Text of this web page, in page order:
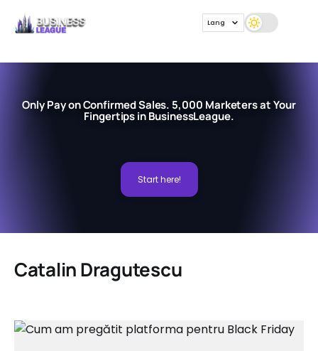
Lang
Only Pay on Confirmed Sales. 5,000 Marketers at Your
Fingertips in BusinessLeague.
Start here!
Catalin Dragutescu